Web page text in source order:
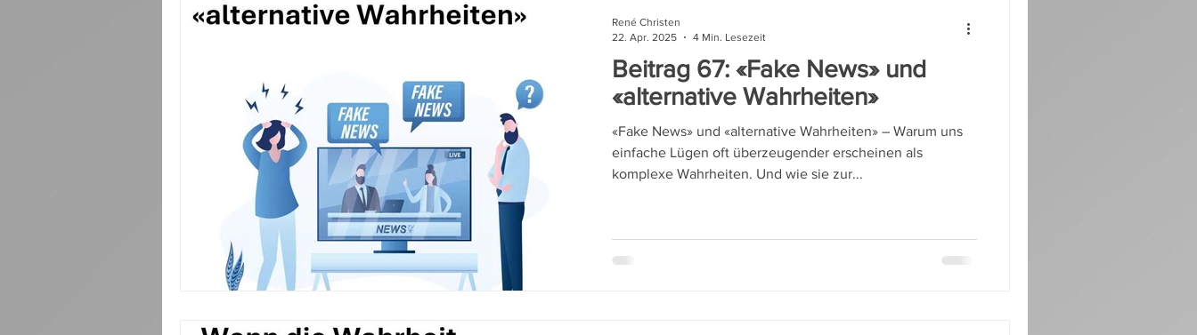
Israel Katastrophen Krieg & Prophetie Nahostkrieg, Hesekiel 38+39
Verschiedenes
Beitrag 67: «Fake News» und
«alternative Wahrheiten»
«Fake News» und «alternative Wahrheiten» – Warum uns
einfache Lügen oft überzeugender erscheinen als
komplexe Wahrheiten. Und wie sie zur...
René Christen
22. Apr. 2025
4 Min. Lesezeit